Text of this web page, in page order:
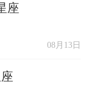
座
08月13日